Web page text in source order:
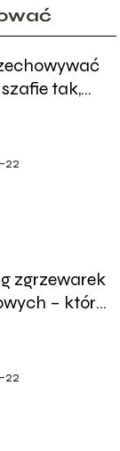
tak,
22
zgrzewarek
– które
22